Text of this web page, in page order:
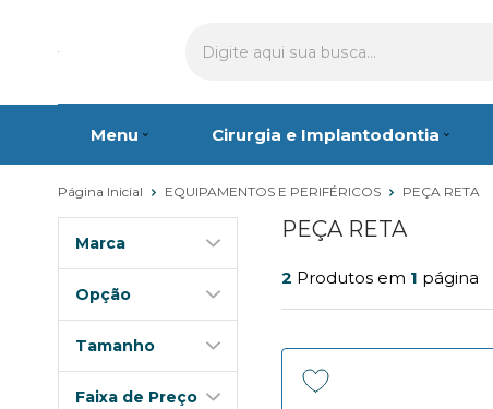
Menu Cirurgia e Implantodontia
Página Inicial EQUIPAMENTOS E PERIFÉRICOS PEÇA RETA
Marca
Opção
Tamanho
Faixa de Preço
PEÇA RETA
2 Produtos em 1 página